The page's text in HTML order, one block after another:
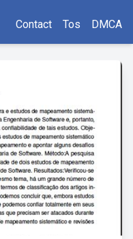
Contact Tos DMCA